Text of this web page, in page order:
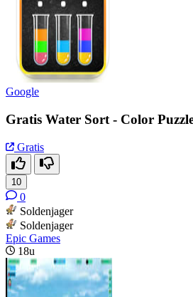
Google
Gratis Water Sort - Color
Gratis
10
0
Soldenjager
Soldenjager
Epic Games
18u